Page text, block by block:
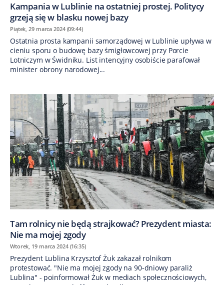
Kampania w Lublinie na ostatniej prostej. Politycy
grzeją się w blasku nowej bazy
Piątek, 29 marca 2024 (09:44)
Ostatnia prosta kampanii samorządowej w Lublinie upływa w
cieniu sporu o budowę bazy śmigłowcowej przy Porcie
Lotniczym w Świdniku. List intencyjny osobiście parafował
minister obrony narodowej...
Tam rolnicy nie będą strajkować? Prezydent miasta:
Nie ma mojej zgody
Wtorek, 19 marca 2024 (16:35)
Prezydent Lublina Krzysztof Żuk zakazał rolnikom
protestować. "Nie ma mojej zgody na 90-dniowy paraliż
Lublina" - poinformował Żuk w mediach społecznościowych,